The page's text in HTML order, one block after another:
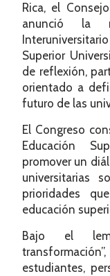
Rica, el
anunció la
Superior
de reflexión,
orientado a
futuro de las
El Congreso
Educación
promover un
universitarias
prioridades
educación
Bajo el
estudiantes,